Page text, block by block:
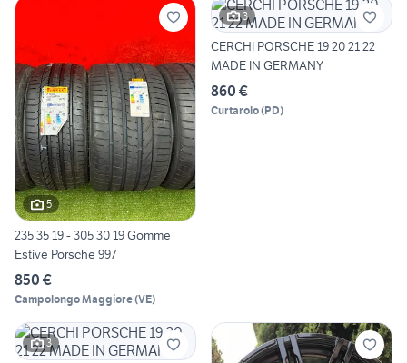
5
235 35 19 - 305 30 19 Gomme
Estive Porsche 997
850 €
Campolongo Maggiore(VE)
3
CERCHI PORSCHE 19 20 21 22
MADE IN GERMANY
860 €
Curtarolo(PD)
3